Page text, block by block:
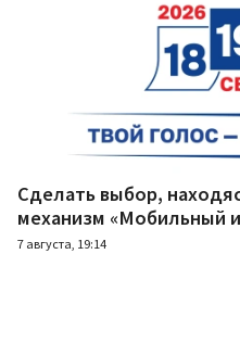
Сделать выбор,
механизм «Мобильный
7 августа, 19:14